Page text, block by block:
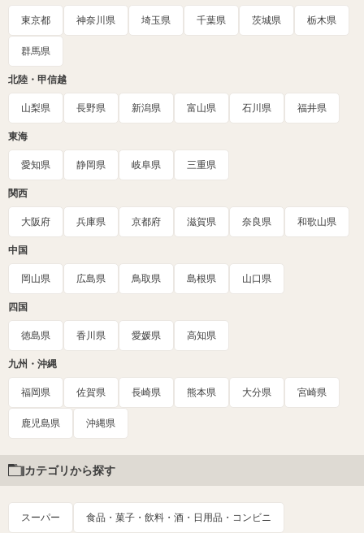
東京都 神奈川県 埼玉県 千葉県 茨城県 栃木県
群馬県
北陸・甲信越
山梨県 長野県 新潟県 富山県 石川県 福井県
東海
愛知県 静岡県 岐阜県 三重県
関西
大阪府 兵庫県 京都府 滋賀県 奈良県 和歌山県
中国
岡山県 広島県 鳥取県 島根県 山口県
四国
徳島県 香川県 愛媛県 高知県
九州・沖縄
福岡県 佐賀県 長崎県 熊本県 大分県 宮崎県
鹿児島県 沖縄県
カテゴリから探す
スーパー 食品・菓子・飲料・酒・日用品・コンビニ